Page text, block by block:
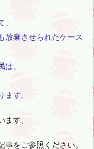
放棄させられたケース
は、
ます。
す。
をご参照ください。